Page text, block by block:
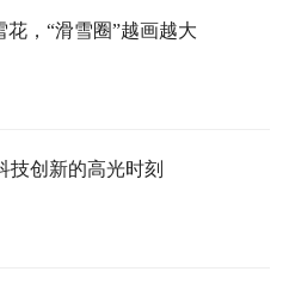
，“滑雪圈”越画越大
技创新的高光时刻